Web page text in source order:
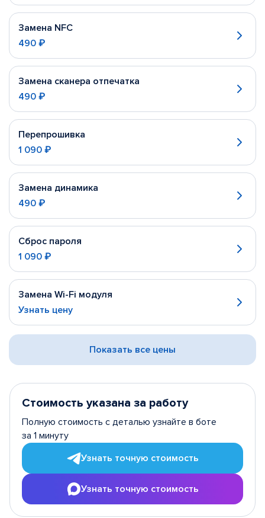
Замена NFC
490 ₽
Замена сканера отпечатка
490 ₽
Перепрошивка
1 090 ₽
Замена динамика
490 ₽
Сброс пароля
1 090 ₽
Замена Wi-Fi модуля
Узнать цену
Показать все цены
Стоимость указана за работу
Полную стоимость с деталью узнайте в боте
за 1 минуту
Узнать точную стоимость
Узнать точную стоимость